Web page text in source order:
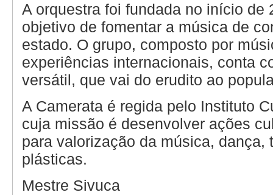
A orquestra foi fundada no início de
objetivo de fomentar a música de
estado. O grupo, composto por
experiências internacionais, conta
versátil, que vai do erudito ao
A Camerata é regida pelo Instituto
cuja missão é desenvolver ações
para valorização da música, dança,
plásticas.
Mestre Sivuca